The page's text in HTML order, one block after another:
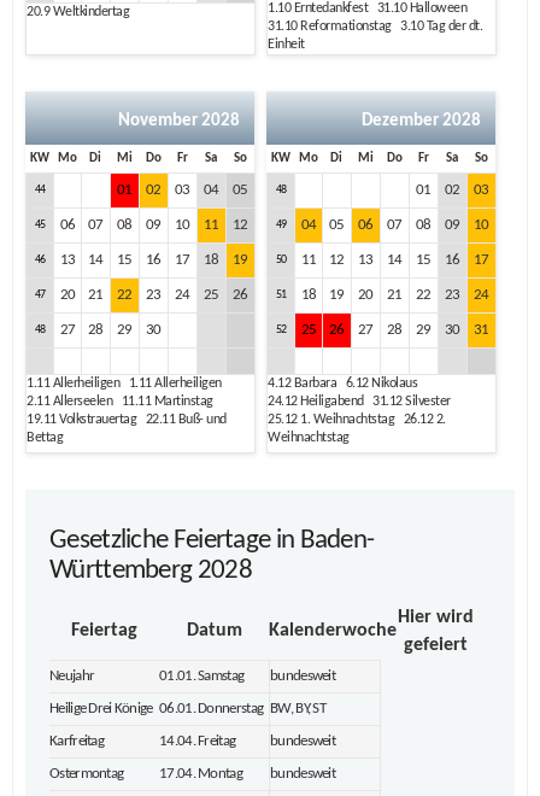
20.9Weltkindertag 1.10Erntedankfest 31.10Halloween
31.10Reformationstag 3.10Tag der dt.
Einheit
November 2028
KW Mo Di Mi Do Fr Sa So
44 01 02 03 04 05
45 06 07 08 09 10 11 12
46 13 14 15 16 17 18 19
47 20 21 22 23 24 25 26
48 27 28 29 30
1.11Allerheiligen 1.11Allerheiligen
2.11Allerseelen 11.11Martinstag
19.11Volkstrauertag 22.11Buß- und
Bettag
Dezember 2028
KW Mo Di Mi Do Fr Sa So
48 01 02 03
49 04 05 06 07 08 09 10
50 11 12 13 14 15 16 17
51 18 19 20 21 22 23 24
52 25 26 27 28 29 30 31
4.12Barbara 6.12Nikolaus
24.12Heiligabend 31.12Silvester
25.121. Weihnachtstag 26.122.
Weihnachtstag
Gesetzliche Feiertage in Baden-
Württemberg 2028
Feiertag Datum Kalenderwoche
Hier wird
gefeiert
Neujahr 01.01. Samstag bundesweit
Heilige Drei Könige 06.01. Donnerstag BW, BY, ST
Karfreitag 14.04. Freitag bundesweit
Ostermontag 17.04. Montag bundesweit